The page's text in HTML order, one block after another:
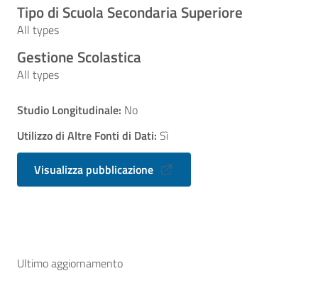
Tipo di Scuola Secondaria Superiore
All types
Gestione Scolastica
All types
Studio Longitudinale: No
Utilizzo di Altre Fonti di Dati: Sì
Visualizza pubblicazione
Ultimo aggiornamento